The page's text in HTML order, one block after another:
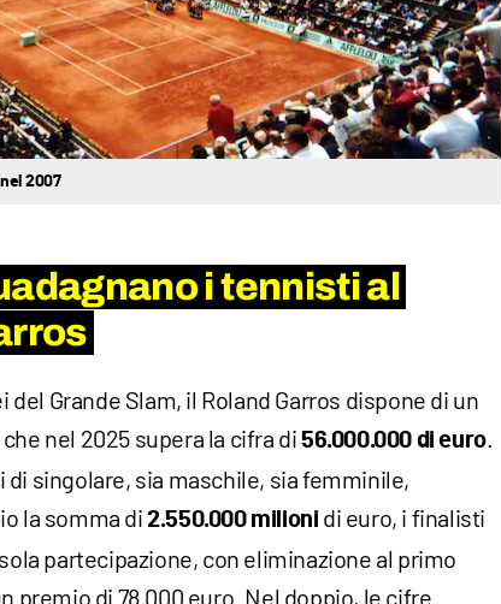
2007
i tennisti al
del Grande Slam, il Roland Garros dispone di un
nel 2025 supera la cifra di56.000.000 di euro.
singolare, sia maschile, sia femminile,
la somma di2.550.000 milioni di euro, i finalisti
partecipazione, con eliminazione al primo
premio di 78.000 euro. Nel doppio, le cifre